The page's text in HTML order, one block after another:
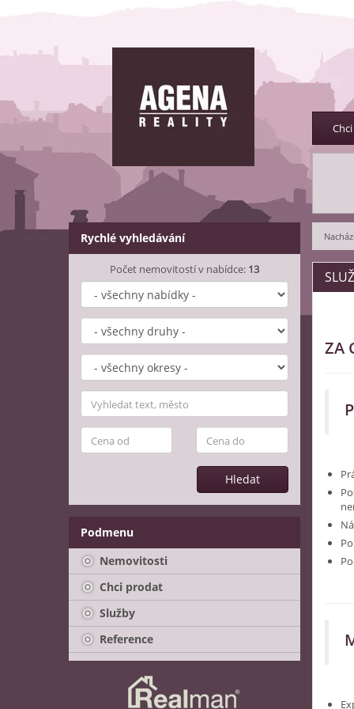
Rychlé vyhledávání
Počet nemovitostí v nabídce: 13
Hledat
Podmenu
Nemovitosti
Chci prodat
Služby
Reference
ZA